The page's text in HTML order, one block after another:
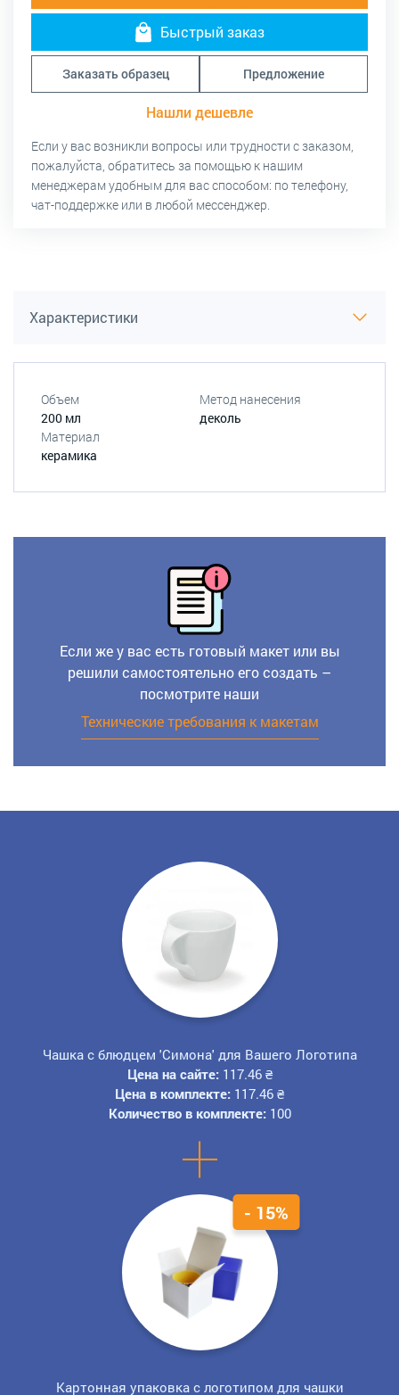
Быстрый заказ
Заказать образец Предложение
Нашли дешевле
Если у вас возникли вопросы или трудности с заказом,
пожалуйста, обратитесь за помощью к нашим
менеджерам удобным для вас способом: по телефону,
чат-поддержке или в любой мессенджер.
Характеристики
Объем
200 мл
Метод нанесения
деколь
Материал
керамика
Если же у вас есть готовый макет или вы
решили самостоятельно его создать –
посмотрите наши
Технические требования к макетам
+
Чашка с блюдцем 'Симона' для Вашего Логотипа
Цена на сайте: 117.46 ₴
Цена в комплекте: 117.46 ₴
Количество в комплекте: 100
- 15%
Картонная упаковка с логотипом для чашки